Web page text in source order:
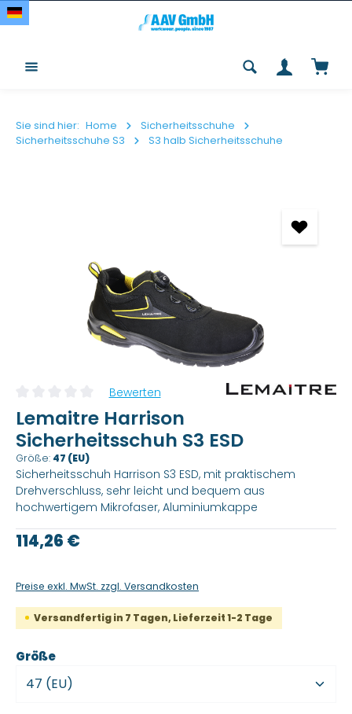
Zum Hauptinhalt springen
Sie sind hier: Home
Sicherheitsschuhe
Sicherheitsschuhe S3
S3 halb Sicherheitsschuhe
Durchschnittliche Bewertung von 0 von 5 Sternen
Bewerten
Lemaitre Harrison
Sicherheitsschuh S3 ESD
Größe: 47 (EU)
Sicherheitsschuh Harrison S3 ESD, mit praktischem
Drehverschluss, sehr leicht und bequem aus
hochwertigem Mikrofaser, Aluminiumkappe
Regulärer Preis:
114,26 €
Preise exkl. MwSt. zzgl. Versandkosten
Versandfertig in 7 Tagen, Lieferzeit 1-2 Tage
Größeauswählen